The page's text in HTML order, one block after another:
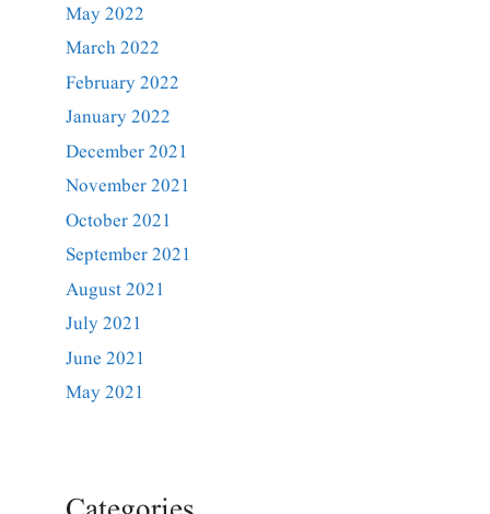
May 2022
March 2022
February 2022
January 2022
December 2021
November 2021
October 2021
September 2021
August 2021
July 2021
June 2021
May 2021